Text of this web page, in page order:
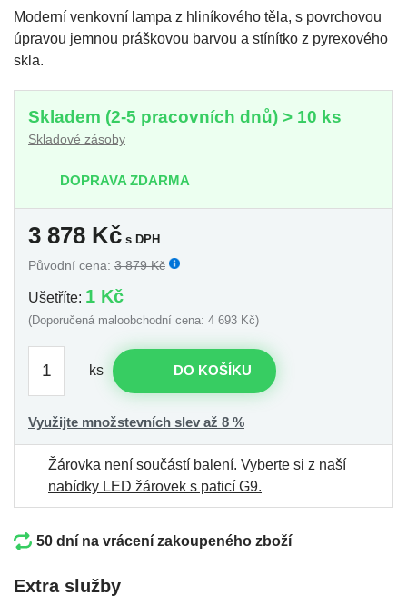
Moderní venkovní lampa z hliníkového těla, s povrchovou
úpravou jemnou práškovou barvou a stínítko z pyrexového
skla.
Skladem (2-5 pracovních dnů) > 10 ks
Skladové zásoby
DOPRAVA ZDARMA
3 878 Kč s DPH
Původní cena: 3 879 Kč
Ušetříte: 1 Kč
(Doporučená maloobchodní cena: 4 693 Kč)
ks DO KOŠÍKU
Využijte množstevních slev až 8 %
Žárovka není součástí balení. Vyberte si z naší
nabídky LED žárovek s paticí G9.
50 dní na vrácení zakoupeného zboží
Extra služby